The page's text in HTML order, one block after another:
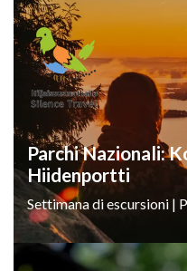
Parchi Nazionali:
Hiidenportti
Settimana di escursioni |